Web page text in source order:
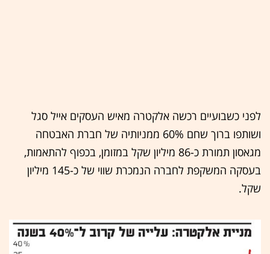
לפני כשבועיים רכשה אלקטרה מאיש העסקים אייל סגל
ושותפו ברוך שחם 60% ממניותיה של חברת האבטחה
מגאסון תמורת כ-86 מיליון שקל במזומן, בכפוף להתאמות,
בעסקה המשקפת לחברה הנמכרת שווי של כ-145 מיליון
שקל.